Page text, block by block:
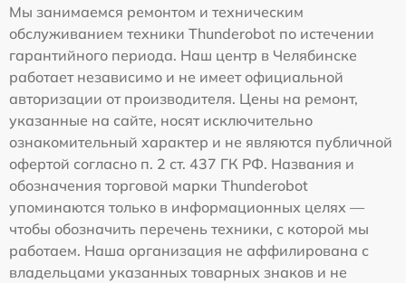
Мы занимаемся ремонтом и техническим
обслуживанием техники Thunderobot по истечении
гарантийного периода. Наш центр в Челябинске
работает независимо и не имеет официальной
авторизации от производителя. Цены на ремонт,
указанные на сайте, носят исключительно
ознакомительный характер и не являются публичной
офертой согласно п. 2 ст. 437 ГК РФ. Названия и
обозначения торговой марки Thunderobot
упоминаются только в информационных целях —
чтобы обозначить перечень техники, с которой мы
работаем. Наша организация не аффилирована с
владельцами указанных товарных знаков и не